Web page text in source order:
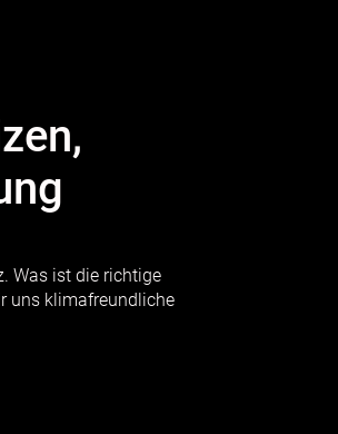
Was ist die richtige
uns klimafreundliche